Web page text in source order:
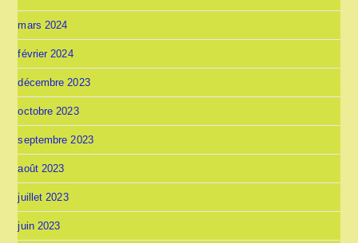
mars 2024
février 2024
décembre 2023
octobre 2023
septembre 2023
août 2023
juillet 2023
juin 2023